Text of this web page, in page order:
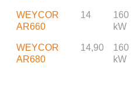
WEYCOR
AR660
14
160
kW
WEYCOR
AR680
14,90
160
kW